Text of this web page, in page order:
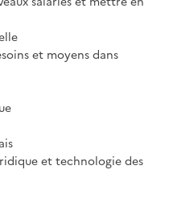
et moyens dans
et technologie des